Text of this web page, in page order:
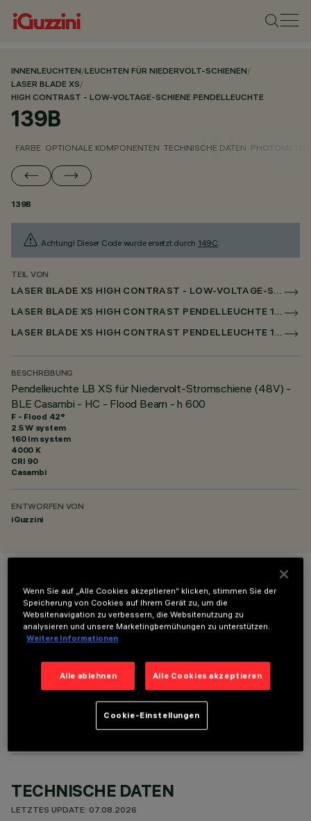
INNENLEUCHTEN/LEUCHTEN FÜR NIEDERVOLT-SCHIENEN/
LASER BLADE XS/
HIGH CONTRAST - LOW-VOLTAGE-SCHIENE PENDELLEUCHTE
139B
FARBE OPTIONALE KOMPONENTEN TECHNISCHE DATEN
139B
Achtung! Dieser Code wurde ersetzt durch 149C.
TEIL VON
LASER BLADE XS HIGH CONTRAST - LOW-VOLTAGE-SCHIENE PENDELLEUCHTE
LASER BLADE XS HIGH CONTRAST PENDELLEUCHTE 1X/4X /9X FÜR NIEDERSPANNUNGSSCHIENE CASAMBI
LASER BLADE XS HIGH CONTRAST PENDELLEUCHTE 1X / 4X / 9X FÜR SUPERRAIL CASAMBI
BESCHREIBUNG
Pendelleuchte LB XS für Niedervolt-Stromschiene (48V) -
BLE Casambi - HC - Flood Beam - h 600
F - Flood 42°
2.5 W system
160 lm system
4000 K
CRI 90
Casambi
ENTWORFEN VON
iGuzzini
FARBE
OPTIONALE KOMPONENTEN
TECHNISCHE DATEN
LETZTES UPDATE: 07.08.2026
Wenn Sie auf „Alle Cookies akzeptieren“ klicken, stimmen Sie der
Speicherung von Cookies auf Ihrem Gerät zu, um die
Websitenavigation zu verbessern, die Websitenutzung zu
analysieren und unsere Marketingbemühungen zu unterstützen.
Weitere Informationen
Alle ablehnen Alle Cookies akzeptieren
Cookie-Einstellungen